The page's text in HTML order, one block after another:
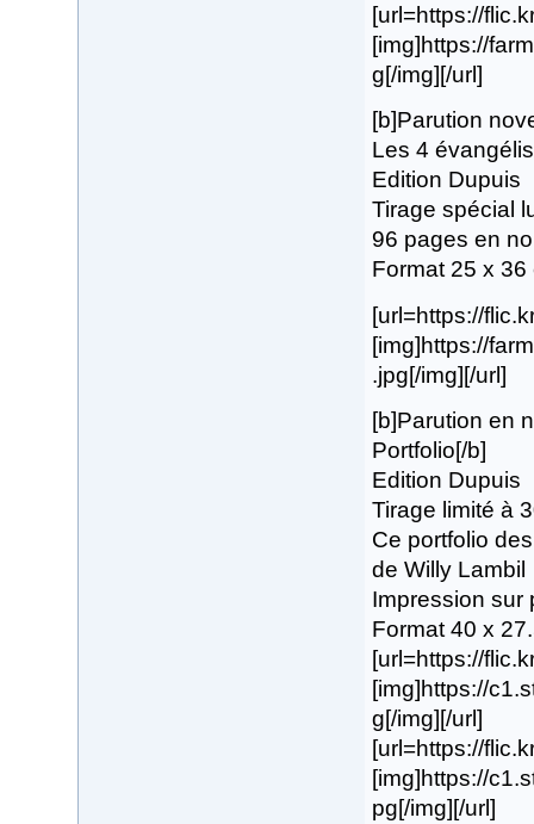
[url=https://
[img]https://
g[/img][/url]
[b]Parution
Les 4
Edition Dupuis
Tirage spécial
96 pages en
Format 25 x 36
[url=https://
[img]https://
.jpg[/img][/url]
[b]Parution en
Portfolio[/b]
Edition Dupuis
Tirage limité à
Ce portfolio
de Willy Lambil
Impression sur
Format 40 x
[url=https://
[img]https://
g[/img][/url]
[url=https://
[img]https://
pg[/img][/url]